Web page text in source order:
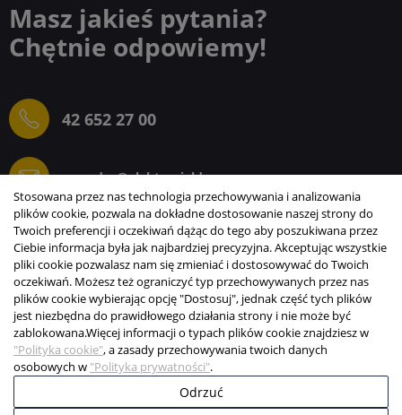
Masz jakieś pytania?
Chętnie odpowiemy!
42 652 27 00
sprzedaz@elektrogielda.com
ELEKTROGIEŁDA SZ.ŻACZKIEWICZ; M.KARLIŃSKI
SP.J.
INFORMACJE
STREFA KLIENTA
Stosowana przez nas technologia przechowywania i analizowania
plików cookie, pozwala na dokładne dostosowanie naszej strony do
Twoich preferencji i oczekiwań dążąc do tego aby poszukiwana przez
Ciebie informacja była jak najbardziej precyzyjna. Akceptując wszystkie
pliki cookie pozwalasz nam się zmieniać i dostosowywać do Twoich
oczekiwań. Możesz też ograniczyć typ przechowywanych przez nas
plików cookie wybierając opcję "Dostosuj", jednak część tych plików
jest niezbędna do prawidłowego działania strony i nie może być
zablokowana.Więcej informacji o typach plików cookie znajdziesz w
"Polityka cookie", a zasady przechowywania twoich danych
osobowych w "Polityka prywatności".
Odrzuć
Copyright © 2003-2026 Elektrogiełda s.j.
Projekt i realizacja:BigCom